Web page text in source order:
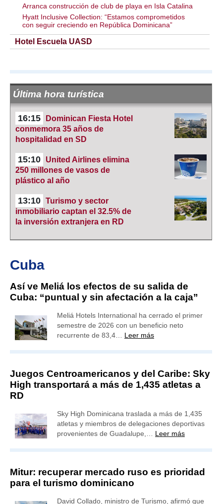
Arranca construcción de club de playa en Isla Catalina
Hyatt Inclusive Collection: “Estamos comprometidos
con seguir creciendo en República Dominicana”
Hotel Escuela UASD
Última hora turística
16:15
Dominican Fiesta Hotel
conmemora 35 años de
hospitalidad en SD
15:10
United Airlines elimina
250 millones de vasos de
plástico al año
13:10 Turismo y sector
inmobiliario captan el 32.5% de
la inversión extranjera en RD
Cuba
Así ve Meliá los efectos de su salida de
Cuba: “puntual y sin afectación a la caja”
Meliá Hotels International ha cerrado el primer
semestre de 2026 con un beneficio neto
recurrente de 83,4… Leer más
Juegos Centroamericanos y del Caribe: Sky
High transportará a más de 1,435 atletas a
RD
Sky High Dominicana traslada a más de 1,435
atletas y miembros de delegaciones deportivas
provenientes de Guadalupe,… Leer más
Mitur: recuperar mercado ruso es prioridad
para el turismo dominicano
David Collado, ministro de Turismo, afirmó que